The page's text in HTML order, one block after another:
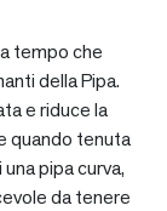
tempo che
della Pipa.
e riduce la
quando tenuta
pipa curva,
da tenere